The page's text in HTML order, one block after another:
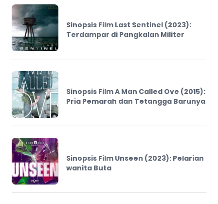
Sinopsis Film Last Sentinel (2023):
Terdampar di Pangkalan Militer
Sinopsis Film A Man Called Ove (2015):
Pria Pemarah dan Tetangga Barunya
Sinopsis Film Unseen (2023): Pelarian
wanita Buta